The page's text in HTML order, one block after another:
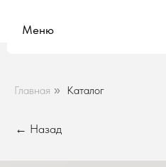
Главная » Каталог
← Назад